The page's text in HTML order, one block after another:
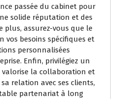
passée du cabinet pour
solide réputation et des
plus, assurez-vous que le
vos besoins spécifiques et
personnalisées
Enfin, privilégiez un
valorise la collaboration et
relation avec ses clients,
partenariat à long